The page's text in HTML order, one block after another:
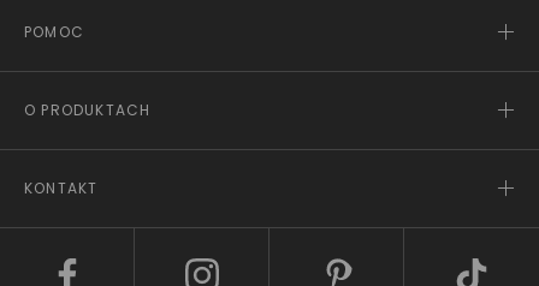
POMOC
O PRODUKTACH
KONTAKT